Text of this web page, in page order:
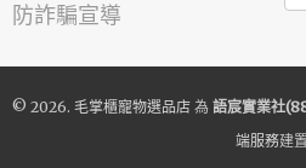
防詐騙宣導
© 2026. 毛掌櫃寵物選品店 為 語宸實業社
端服務建置